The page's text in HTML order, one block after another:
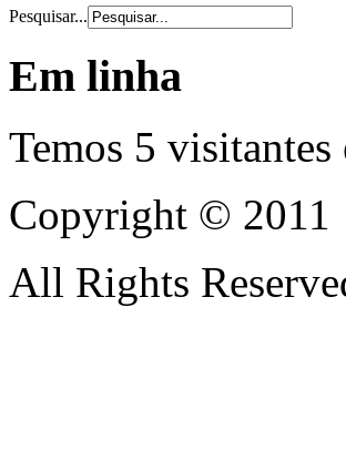
Pesquisar...
Em linha
Temos 5
Copyright © 2011
All Rights